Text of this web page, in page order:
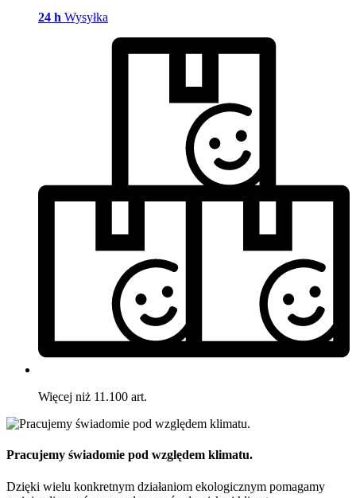
24 h Wysyłka
Więcej niż 11.100 art.
Pracujemy świadomie pod względem klimatu.
Dzięki wielu konkretnym działaniom ekologicznym pomagamy